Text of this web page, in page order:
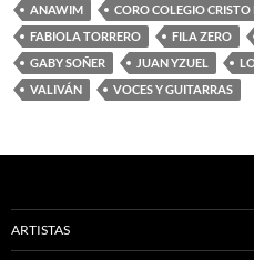
ANAWIM
CORO COLEGIO CRISTO
FABIOLA TORRERO
FILA ZERO
GABY SOÑER
JUAN YZUEL
VALIVÁN
VOCES Y GUITARRAS
ARTISTAS